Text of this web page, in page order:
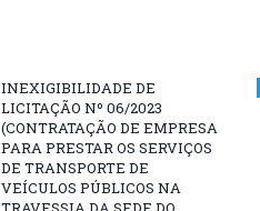
INEXIGIBILIDADE DE
LICITAÇÃO Nº 06/2023
(CONTRATAÇÃO DE EMPRESA
PARA PRESTAR OS SERVIÇOS
DE TRANSPORTE DE
VEÍCULOS PÚBLICOS NA